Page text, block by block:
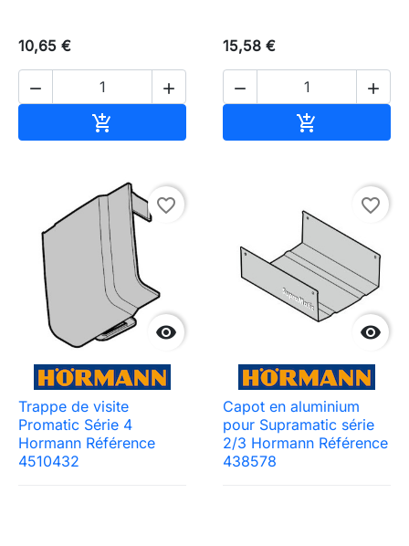
10,65 €
 

15,58 €
 


favorite_border
Trappe de visite
Promatic Série 4
Hormann Référence
4510432

favorite_border
Capot en aluminium
pour Supramatic série
2/3 Hormann Référence
438578